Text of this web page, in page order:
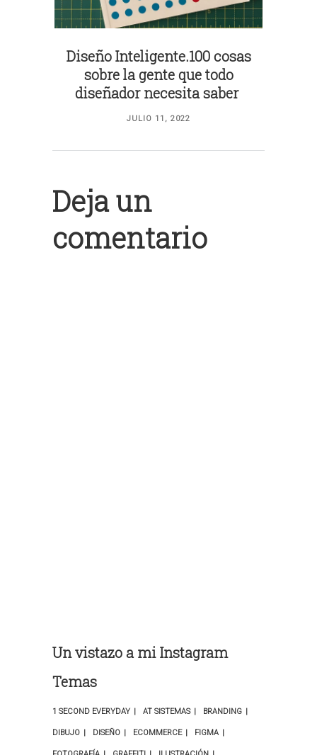
Diseño Inteligente.100 cosas
sobre la gente que todo
diseñador necesita saber
JULIO 11, 2022
Deja un
comentario
Un vistazo a mi Instagram
Temas
1 SECOND EVERYDAY AT SISTEMAS BRANDING
DIBUJO DISEÑO ECOMMERCE FIGMA